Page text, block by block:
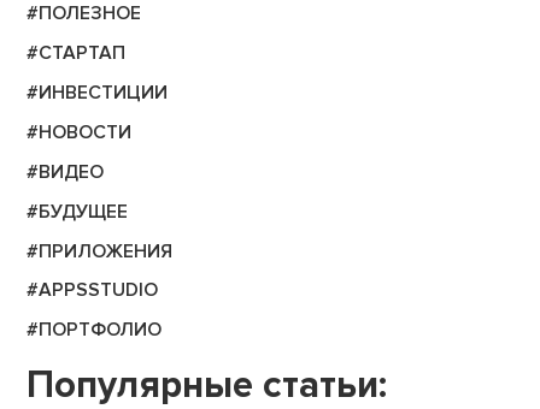
#ПОЛЕЗНОЕ
#СТАРТАП
#ИНВЕСТИЦИИ
#НОВОСТИ
#ВИДЕО
#БУДУЩЕЕ
#ПРИЛОЖЕНИЯ
#APPSSTUDIO
#ПОРТФОЛИО
Популярные статьи: